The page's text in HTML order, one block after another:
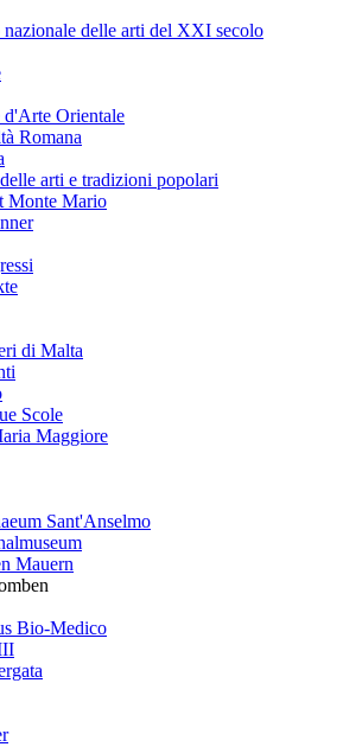
delle arti del XXI secolo
Orientale
Romana
arti e tradizioni popolari
Monte Mario
di Malta
Scole
Maggiore
Sant'Anselmo
Mauern
Bio-Medico